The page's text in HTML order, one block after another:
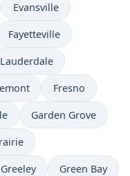
Evansville
Fayetteville
Fresno
Garden Grove
Greeley Green Bay